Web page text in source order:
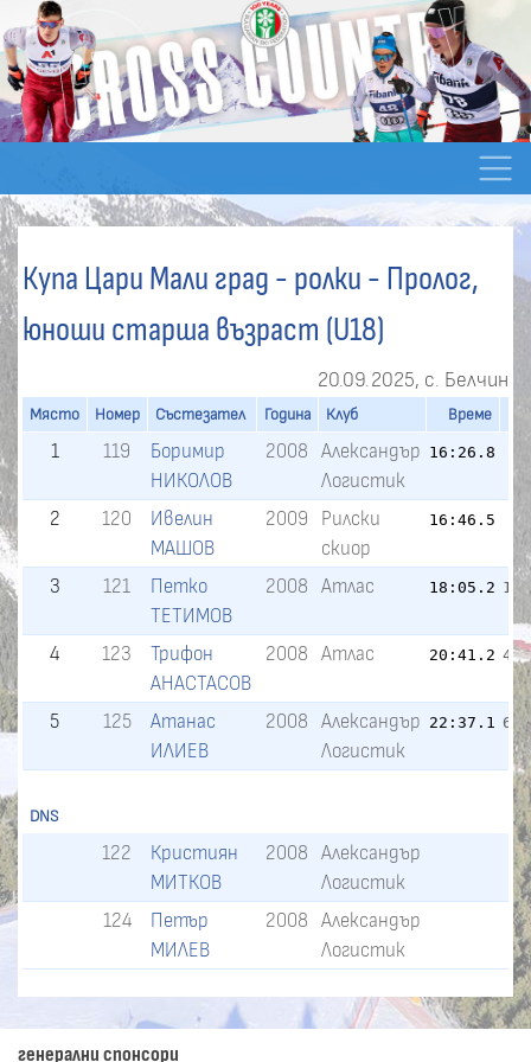
Купа Цари Мали град - ролки - Пролог,
юноши старша възраст (U18)
20.09.2025, c. Белчин
Място Номер Състезател Година Клуб Време
1 119
Боримир
НИКОЛОВ
2008
Александър
Логистик
16:26.8
2 120
Ивелин
МАШОВ
2009
Рилски
скиор
16:46.5
3 121
Петко
ТЕТИМОВ
2008 Атлас 18:05.2
4 123
Трифон
АНАСТАСОВ
2008 Атлас 20:41.2
5 125
Атанас
ИЛИЕВ
2008
Александър
Логистик
22:37.1
DNS
122
Кристиян
МИТКОВ
2008
Александър
Логистик
124
Петър
МИЛЕВ
2008
Александър
Логистик
генерални спонсори